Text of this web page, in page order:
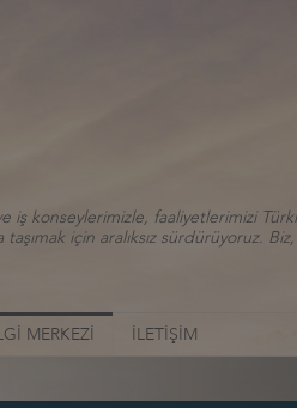
iş konseylerimizle, faaliyetlerimizi
için aralıksız sürdürüyoruz.
MERKEZİ İLETİŞİM